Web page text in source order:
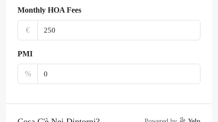
Monthly HOA Fees
€
PMI
%